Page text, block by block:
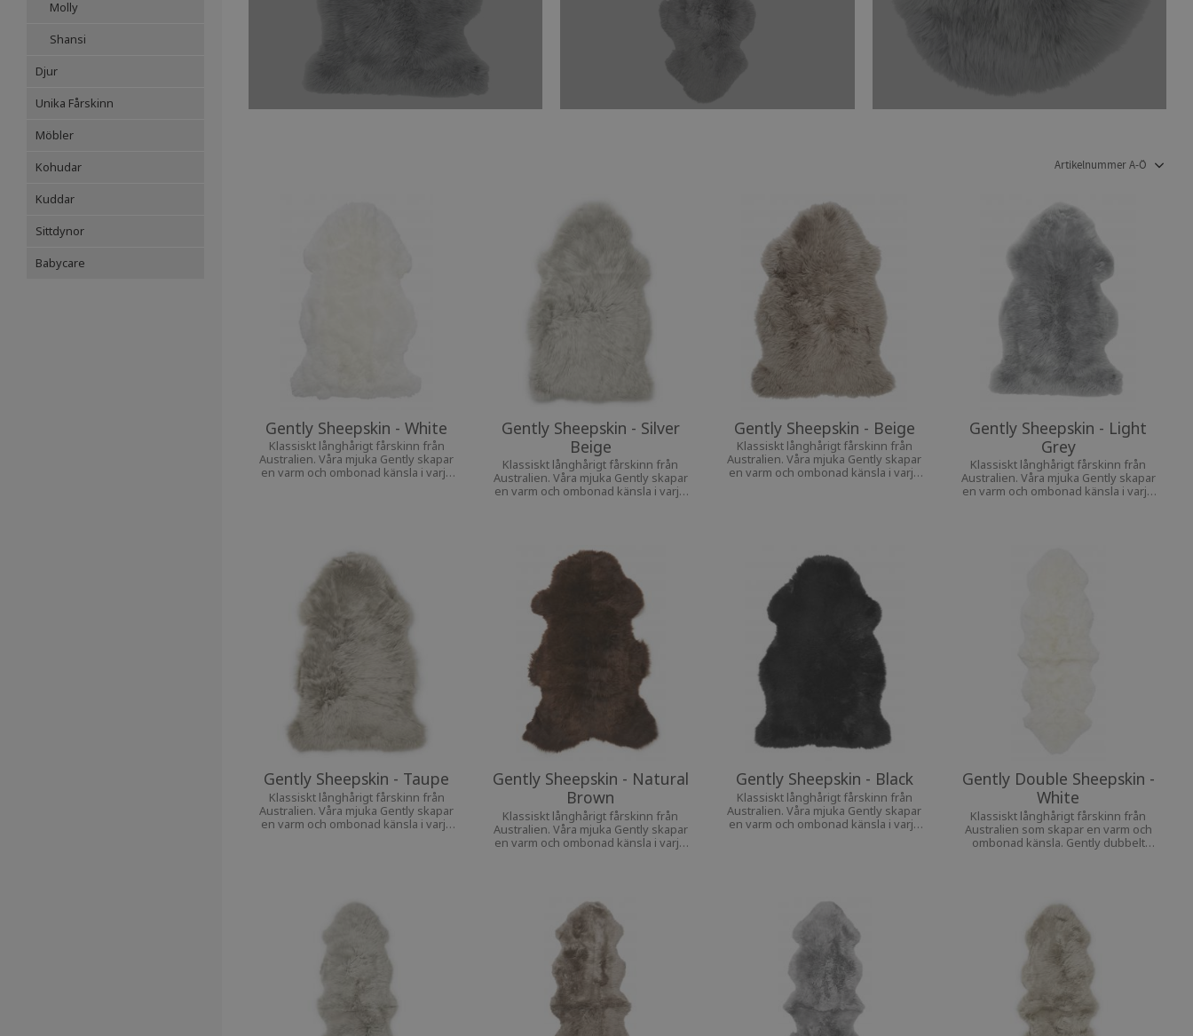
Välj sortering
Gently Sheepskin - White
Klassiskt långhårigt fårskinn från
Australien. Våra mjuka Gently skapar
en varm och ombonad känsla i varje
Gently Sheepskin - Silver
Beige
Klassiskt långhårigt fårskinn från
Australien. Våra mjuka Gently skapar
en varm och ombonad känsla i varje
Gently Sheepskin - Beige
Klassiskt långhårigt fårskinn från
Australien. Våra mjuka Gently skapar
en varm och ombonad känsla i varje
Gently Sheepskin - Light
Grey
Klassiskt långhårigt fårskinn från
Australien. Våra mjuka Gently skapar
en varm och ombonad känsla i varje
Gently Sheepskin - Taupe
Klassiskt långhårigt fårskinn från
Australien. Våra mjuka Gently skapar
en varm och ombonad känsla i varje
Gently Sheepskin - Natural
Brown
Klassiskt långhårigt fårskinn från
Australien. Våra mjuka Gently skapar
en varm och ombonad känsla i varje
Gently Sheepskin - Black
Klassiskt långhårigt fårskinn från
Australien. Våra mjuka Gently skapar
en varm och ombonad känsla i varje
Gently Double Sheepskin -
White
Klassiskt långhårigt fårskinn från
Australien som skapar en varm och
ombonad känsla. Gently dubbelt
Molly
Shansi
Djur
Unika Fårskinn
Möbler
Kohudar
Kuddar
Sittdynor
Babycare